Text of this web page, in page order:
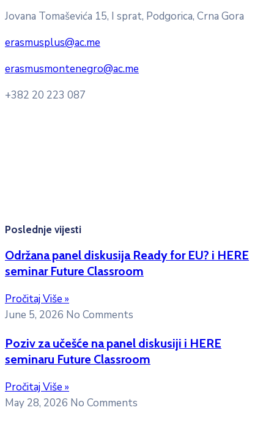
Jovana Tomaševića 15, I sprat, Podgorica, Crna Gora
erasmusplus@ac.me
erasmusmontenegro@ac.me
+382 20 223 087
Poslednje vijesti
Održana panel diskusija Ready for EU? i HERE
seminar Future Classroom
Pročitaj Više »
June 5, 2026 No Comments
Poziv za učešće na panel diskusiji i HERE
seminaru Future Classroom
Pročitaj Više »
May 28, 2026 No Comments